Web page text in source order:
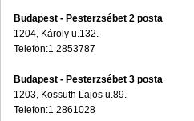
Budapest - Pesterzsébet 2 posta
1204, Károly u.132.
Telefon:1 2853787
Budapest - Pesterzsébet 3 posta
1203, Kossuth Lajos u.89.
Telefon:1 2861028